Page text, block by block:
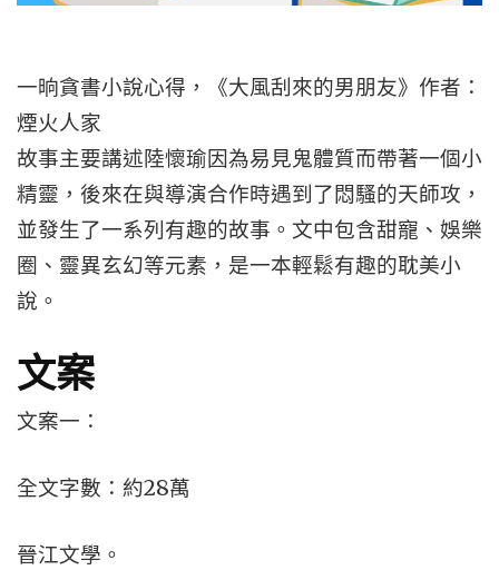
一晌貪書小說心得，《大風刮來的男朋友》作者：
煙火人家
故事主要講述陸懷瑜因為易見鬼體質而帶著一個小
精靈，後來在與導演合作時遇到了悶騷的天師攻，
並發生了一系列有趣的故事。文中包含甜寵、娛樂
圈、靈異玄幻等元素，是一本輕鬆有趣的耽美小
說。
文案
文案一：
全文字數：約28萬
晉江文學。